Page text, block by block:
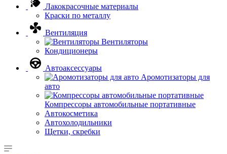
Лакокрасочные материалы
Краски по металлу
Вентиляция
Вентиляторы
Кондиционеры
Автоаксессуары
Аромотизаторы для
авто
Компрессоры автомобильные портативные
Автокосметика
Автохолодильники
Щетки, скребки